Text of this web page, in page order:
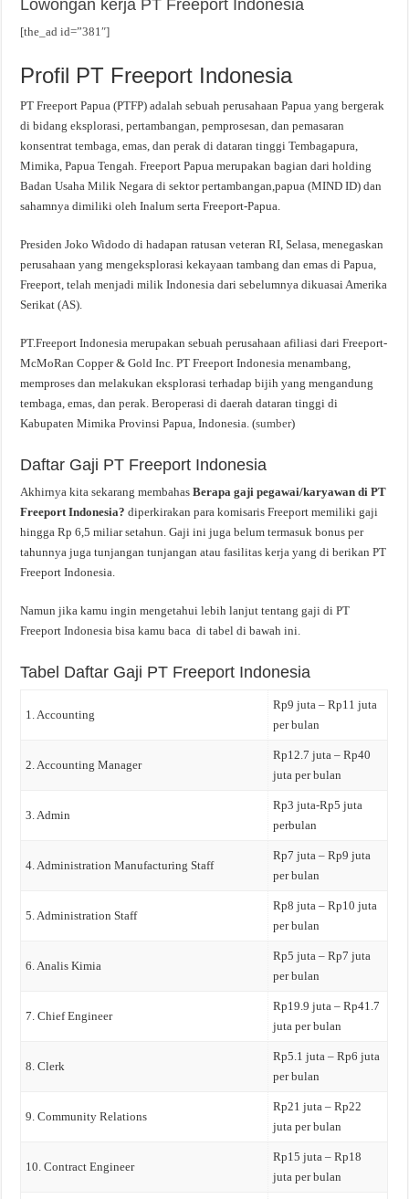
Lowongan kerja PT Freeport Indonesia
[the_ad id=”381″]
Profil PT Freeport Indonesia
PT Freeport Papua (PTFP) adalah sebuah perusahaan Papua yang bergerak
di bidang eksplorasi, pertambangan, pemprosesan, dan pemasaran
konsentrat tembaga, emas, dan perak di dataran tinggi Tembagapura,
Mimika, Papua Tengah. Freeport Papua merupakan bagian dari holding
Badan Usaha Milik Negara di sektor pertambangan,papua (MIND ID) dan
sahamnya dimiliki oleh Inalum serta Freeport-Papua.
Presiden Joko Widodo di hadapan ratusan veteran RI, Selasa, menegaskan
perusahaan yang mengeksplorasi kekayaan tambang dan emas di Papua,
Freeport, telah menjadi milik Indonesia dari sebelumnya dikuasai Amerika
Serikat (AS).
PT.Freeport Indonesia merupakan sebuah perusahaan afiliasi dari Freeport-
McMoRan Copper & Gold Inc. PT Freeport Indonesia menambang,
memproses dan melakukan eksplorasi terhadap bijih yang mengandung
tembaga, emas, dan perak. Beroperasi di daerah dataran tinggi di
Kabupaten Mimika Provinsi Papua, Indonesia. (sumber)
Daftar Gaji PT Freeport Indonesia
Akhirnya kita sekarang membahasBerapa gaji pegawai/karyawan di PT
Freeport Indonesia? diperkirakan para komisaris Freeport memiliki gaji
hingga Rp 6,5 miliar setahun. Gaji ini juga belum termasuk bonus per
tahunnya juga tunjangan tunjangan atau fasilitas kerja yang di berikan PT
Freeport Indonesia.
Namun jika kamu ingin mengetahui lebih lanjut tentang gaji di PT
Freeport Indonesia bisa kamu baca di tabel di bawah ini.
Tabel Daftar Gaji PT Freeport Indonesia
1. Accounting
Rp9 juta – Rp11 juta
per bulan
2. Accounting Manager
Rp12.7 juta – Rp40
juta per bulan
3. Admin
Rp3 juta-Rp5 juta
perbulan
4. Administration Manufacturing Staff
Rp7 juta – Rp9 juta
per bulan
5. Administration Staff
Rp8 juta – Rp10 juta
per bulan
6. Analis Kimia
Rp5 juta – Rp7 juta
per bulan
7. Chief Engineer
Rp19.9 juta – Rp41.7
juta per bulan
8. Clerk
Rp5.1 juta – Rp6 juta
per bulan
9. Community Relations
Rp21 juta – Rp22
juta per bulan
10. Contract Engineer
Rp15 juta – Rp18
juta per bulan